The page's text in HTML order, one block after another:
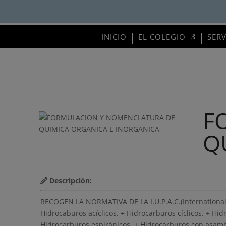
INICIO EL COLEGIO
Descripción:
RECOGEN LA NORMATIVA DE LA
Hidrocaburos acíclicos. + Hidrocarburos cíclicos. +